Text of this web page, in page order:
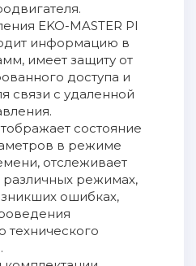
EKO-MASTER PI
информацию в
имеет защиту от
доступа и
связи с удаленной
состояние
в режиме
отслеживает
режимах,
ошибках,
технического